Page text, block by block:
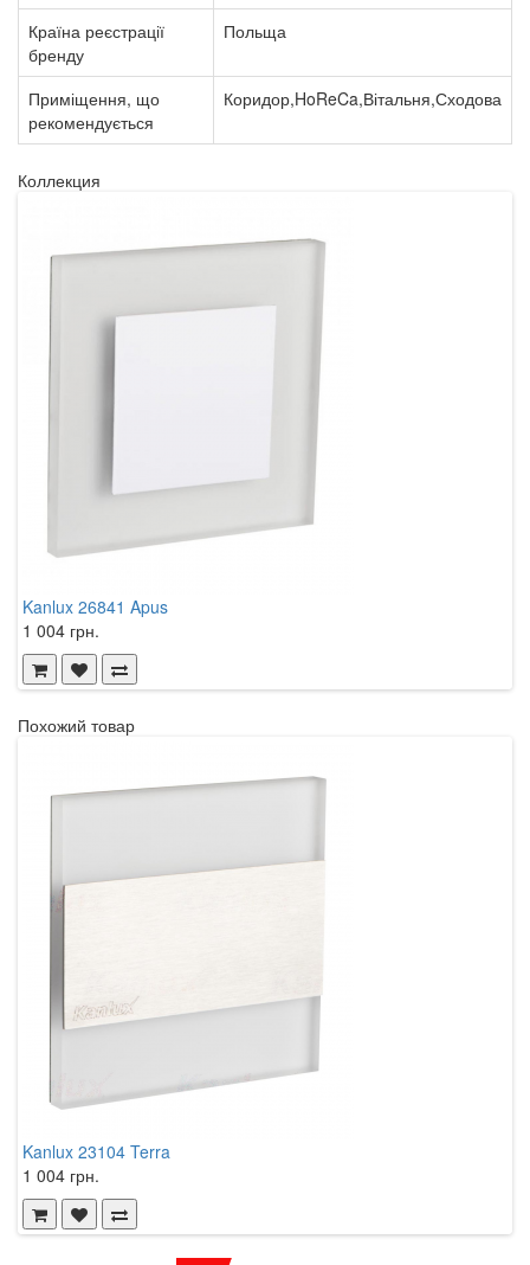
Країна реєстрації
бренду
Польща
Приміщення, що
рекомендується
Коридор,HoReCa,Вітальня,Сходова
Коллекция
Kanlux 26841 Apus
1 004 грн.
Похожий товар
Kanlux 23104 Terra
1 004 грн.